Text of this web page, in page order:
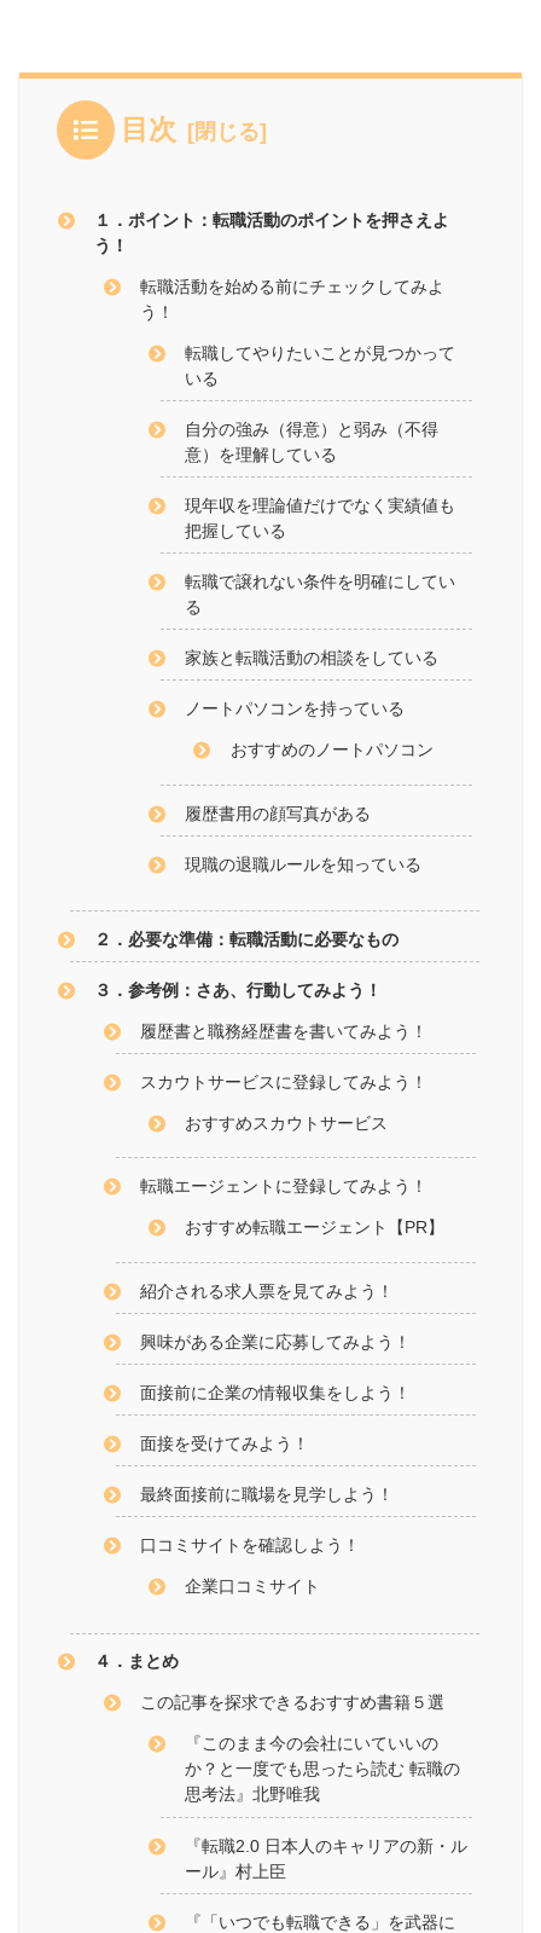
目次
１．ポイント：転職活動のポイントを押さえよ
う！
転職活動を始める前にチェックしてみよ
う！
転職してやりたいことが見つかって
いる
自分の強み（得意）と弱み（不得
意）を理解している
現年収を理論値だけでなく実績値も
把握している
転職で譲れない条件を明確にしてい
る
家族と転職活動の相談をしている
ノートパソコンを持っている
おすすめのノートパソコン
履歴書用の顔写真がある
現職の退職ルールを知っている
２．必要な準備：転職活動に必要なもの
３．参考例：さあ、行動してみよう！
履歴書と職務経歴書を書いてみよう！
スカウトサービスに登録してみよう！
おすすめスカウトサービス
転職エージェントに登録してみよう！
おすすめ転職エージェント【PR】
紹介される求人票を見てみよう！
興味がある企業に応募してみよう！
面接前に企業の情報収集をしよう！
面接を受けてみよう！
最終面接前に職場を見学しよう！
口コミサイトを確認しよう！
企業口コミサイト
４．まとめ
この記事を探求できるおすすめ書籍５選
『このまま今の会社にいていいの
か？と一度でも思ったら読む 転職の
思考法』北野唯我
『転職2.0 日本人のキャリアの新・ル
ール』村上臣
『「いつでも転職できる」を武器に